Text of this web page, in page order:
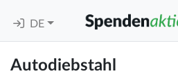
DE
Autodiebstahl